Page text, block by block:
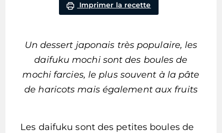
Imprimer la recette
Un dessert japonais très populaire, les
daifuku mochi sont des boules de
mochi farcies, le plus souvent à la pâte
de haricots mais également aux fruits
Les daifuku sont des petites boules de